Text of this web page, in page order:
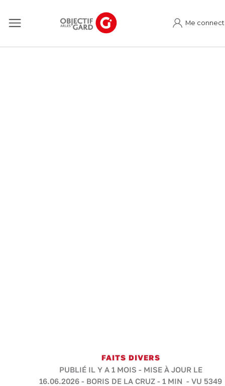
Me
FAITS DIVERS
PUBLIÉ IL Y A 1 MOIS - MISE À JOUR LE
16.06.2026 - BORIS DE LA CRUZ - 1 MIN - VU 5349